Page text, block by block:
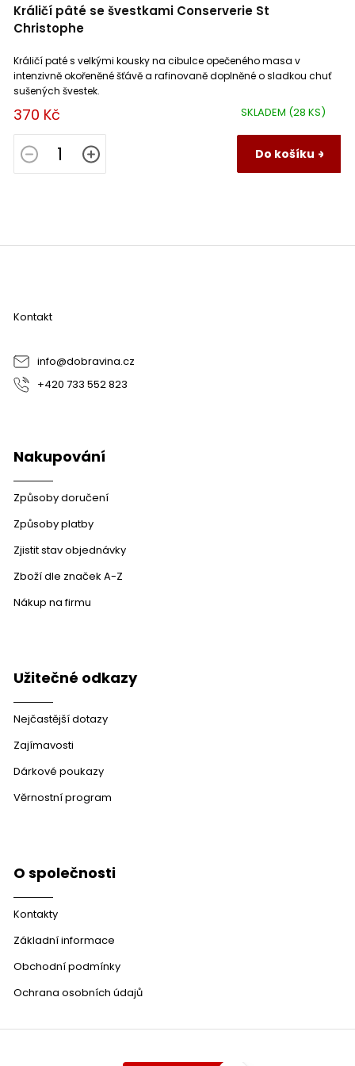
Králičí pâté se švestkami Conserverie St
Christophe
SKLADEM (28 KS)
370 Kč
Do košíku
Králičí paté s velkými kousky na cibulce opečeného masa v
intenzivně okořeněné šťávě a rafinovaně doplněné o sladkou chuť
sušených švestek.
Z
Kontakt
info@dobravina.cz
+420 733 552 823
Nakupování
Způsoby doručení
Způsoby platby
Zjistit stav objednávky
Zboží dle značek A-Z
Nákup na firmu
Užitečné odkazy
Nejčastější dotazy
Zajímavosti
Dárkové poukazy
Věrnostní program
O společnosti
Kontakty
Základní informace
Obchodní podmínky
Ochrana osobních údajů